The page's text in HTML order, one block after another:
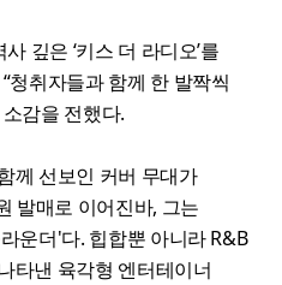
깊은 ‘키스 더 라디오’를
청취자들과 함께 한 발짝씩
감을 전했다.
께 선보인 커버 무대가
발매로 이어진바, 그는
운더'다. 힙합뿐 아니라 R&B
타낸 육각형 엔터테이너